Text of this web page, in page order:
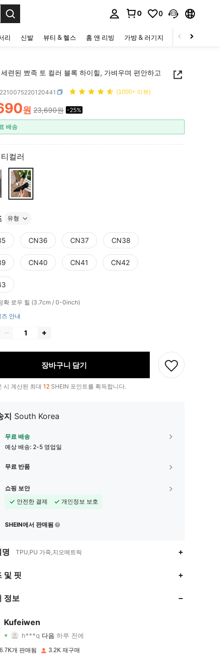
0 0
리 신발 뷰티 & 헬스 홈 앤 리빙 가방 & 러기지 스포츠 & 아웃
련된 뾰족 토 컬러 블록 하이힐, 가벼우며 편안하고
(1000+ 리뷰)
AND AVAILABILITY
원 23,690원 -25%
배송
컬러
유형
CN36 CN37 CN38
CN40 CN41 CN42
확 로우 힐 (3.7cm / 0-0inch)
안내
장바구니 담기
시 계산된 최대 12 SHEIN 포인트를 획득합니다.
지 South Korea
무료 배송
예상 배송: 2-5 영업일
무료 반품
쇼핑 보안
안전한 결제
개인정보 보호
SHEIN에서 판매됨
TPU,PU 가죽,지오메트릭
및 핏
정보
Kufeiwen
4.93 등급 12아이템 2.6K
개 판매됨 3.2K 재구매